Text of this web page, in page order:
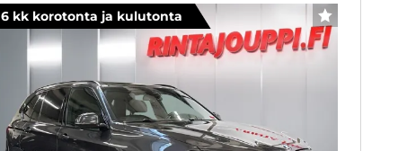
6 kk korotonta ja kulutonta SUOSIKKI